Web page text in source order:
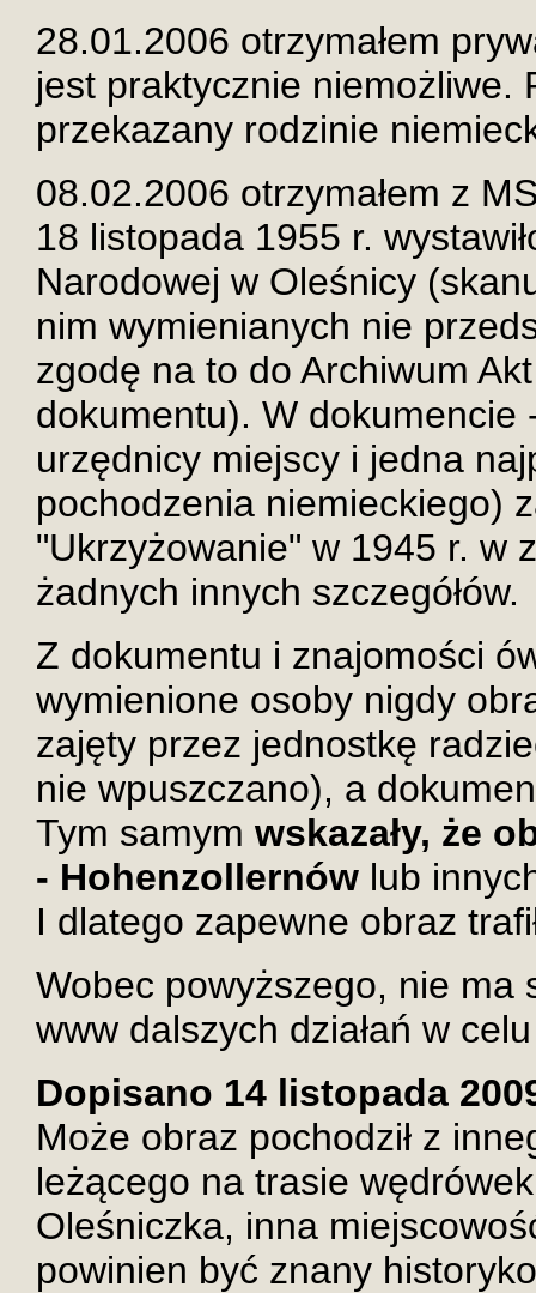
28.01.2006 otrzymałem
jest praktycznie niemożliwe.
przekazany rodzinie
08.02.2006 otrzymałem z
18 listopada 1955 r.
Narodowej w Oleśnicy
nim wymienianych nie
zgodę na to do Archiwum
dokumentu). W
urzędnicy miejscy i jedna
pochodzenia niemieckiego)
"Ukrzyżowanie" w 1945 r. w
żadnych innych szczegółów.
Z dokumentu i znajomości
wymienione osoby nigdy
zajęty przez jednostkę
nie wpuszczano), a
Tym samym wskazały, że
- Hohenzollernów lub
I dlatego zapewne obraz
Wobec powyższego, nie ma
www dalszych działań w
Dopisano 14 listopada
Może obraz pochodził z
leżącego na trasie
Oleśniczka, inna
powinien być znany